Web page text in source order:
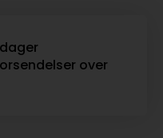
over